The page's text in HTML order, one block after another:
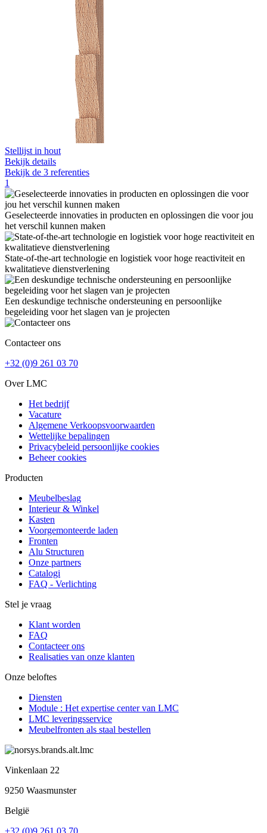
Stellijst in hout
Bekijk details
Bekijk de 3 referenties
1
Geselecteerde innovaties in producten en oplossingen die voor jou
het verschil kunnen maken
State-of-the-art technologie en logistiek voor hoge reactiviteit en
kwalitatieve dienstverlening
Een deskundige technische ondersteuning en persoonlijke
begeleiding voor het slagen van je projecten
Contacteer ons
+32 (0)9 261 03 70
Over LMC
Het bedrijf
Vacature
Algemene Verkoopsvoorwaarden
Wettelijke bepalingen
Privacybeleid persoonlijke cookies
Beheer cookies
Producten
Meubelbeslag
Interieur & Winkel
Kasten
Voorgemonteerde laden
Fronten
Alu Structuren
Onze partners
Catalogi
FAQ - Verlichting
Stel je vraag
Klant worden
FAQ
Contacteer ons
Realisaties van onze klanten
Onze beloftes
Diensten
Module : Het expertise center van LMC
LMC leveringsservice
Meubelfronten als staal bestellen
Vinkenlaan 22
9250 Waasmunster
België
+32 (0)9 261 03 70